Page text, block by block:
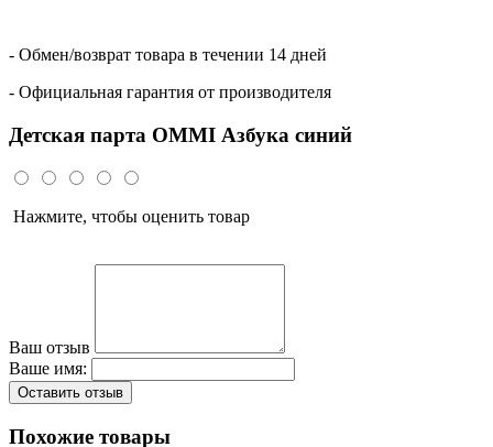
- Обмен/возврат товара в течении 14 дней
- Официальная гарантия от производителя
Детская парта OMMI Азбука синий
Нажмите, чтобы оценить товар
Ваш отзыв
Ваше имя:
Оставить отзыв
Похожие товары